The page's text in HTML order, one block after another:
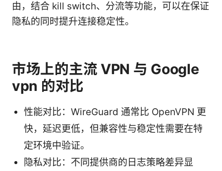
由，结合 kill switch、分流等功能，可以在保证
隐私的同时提升连接稳定性。
市场上的主流 VPN 与 Google
vpn 的对比
性能对比：WireGuard 通常比 OpenVPN 更
快，延迟更低，但兼容性与稳定性需要在特
定环境中验证。
隐私对比：不同提供商的日志策略差异显